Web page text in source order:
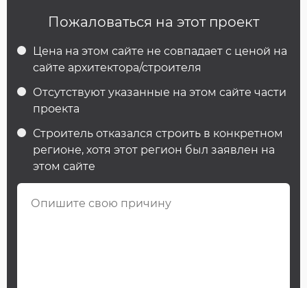
Пожаловаться на этот проект
Цена на этом сайте не совпадает с ценой на
сайте архитектора/строителя
Отсутствуют указанные на этом сайте части
проекта
Строитель отказался строить в конкретном
регионе, хотя этот регион был заявлен на
этом сайте